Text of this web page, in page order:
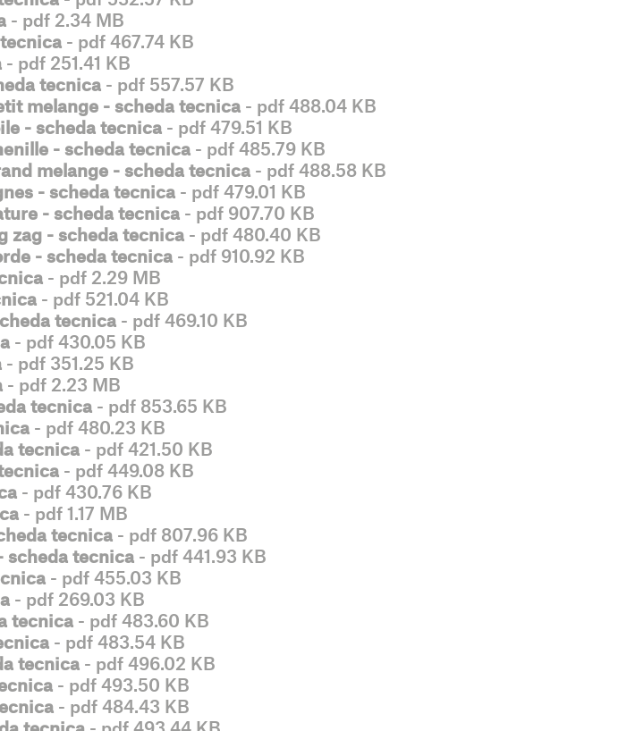
- pdf 2.34 MB
- pdf 467.74 KB
- pdf 251.41 KB
tecnica - pdf 557.57 KB
melange - scheda tecnica - pdf 488.04 KB
- scheda tecnica - pdf 479.51 KB
- scheda tecnica - pdf 485.79 KB
melange - scheda tecnica - pdf 488.58 KB
- scheda tecnica - pdf 479.01 KB
- scheda tecnica - pdf 907.70 KB
zag - scheda tecnica - pdf 480.40 KB
- scheda tecnica - pdf 910.92 KB
- pdf 2.29 MB
- pdf 521.04 KB
tecnica - pdf 469.10 KB
- pdf 430.05 KB
- pdf 351.25 KB
- pdf 2.23 MB
tecnica - pdf 853.65 KB
- pdf 480.23 KB
tecnica - pdf 421.50 KB
- pdf 449.08 KB
- pdf 430.76 KB
- pdf 1.17 MB
tecnica - pdf 807.96 KB
scheda tecnica - pdf 441.93 KB
- pdf 455.03 KB
- pdf 269.03 KB
tecnica - pdf 483.60 KB
- pdf 483.54 KB
tecnica - pdf 496.02 KB
- pdf 493.50 KB
- pdf 484.43 KB